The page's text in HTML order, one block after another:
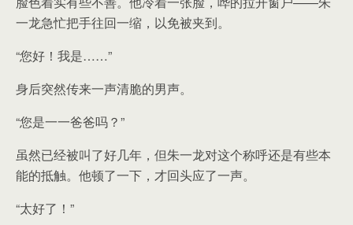
一龙急忙把手往回一缩，以免被夹到。
“您好！我是……”
身后突然传来一声清脆的男声。
“您是一一爸爸吗？”
虽然已经被叫了好几年，但朱一龙对这个称呼还是有些本
能的抵触。他顿了一下，才回头应了一声。
“太好了！”